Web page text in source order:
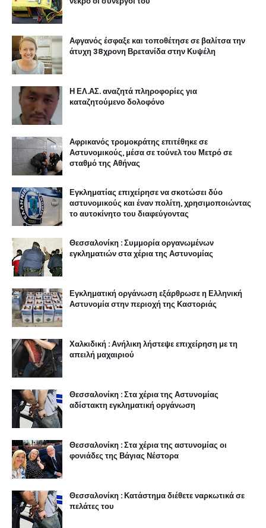
Αφγανός έσφαξε και τοποθέτησε σε βαλίτσα την
άτυχη 38χρονη Βρετανίδα στην Κυψέλη
Η ΕΛ.ΑΣ. αναζητά πληροφορίες για
καταζητούμενο δολοφόνο
Αφρικανός τρομοκράτης επιτέθηκε σε
Αστυνομικούς, μέσα σε τούνελ του Μετρό σε
σταθμό της Αθήνας
Εγκληματίας επιχείρησε να σκοτώσει δύο
αστυνομικούς και έναν πολίτη, χρησιμοποιώντας
το αυτοκίνητο του διαφεύγοντας
Θεσσαλονίκη : Συμμορία οργανωμένων
εγκληματιών στα χέρια της Αστυνομίας
Εγκληματική οργάνωση εξάρθρωσε η Ελληνική
Αστυνομία στην περιοχή της Καστοριάς
Χαλκιδική : Ανήλικη λήστεψε επιχείρηση με τη
απειλή μαχαιριού
Θεσσαλονίκη : Στα χέρια της Αστυνομίας
αδίστακτη εγκληματική οργάνωση
Θεσσαλονίκη : Στα χέρια της αστυνομίας οι
φονιάδες της Βάγιας Νέστορα
Θεσσαλονίκη : Κατάστημα διέθετε ναρκωτικά σε
πελάτες του